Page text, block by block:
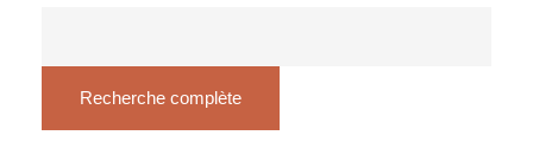
Recherche complète